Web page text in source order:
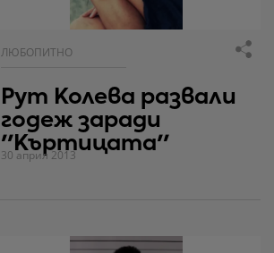
ЛЮБОПИТНО
Рут Колева развали
годеж заради
''Къртицата''
30 април 2013